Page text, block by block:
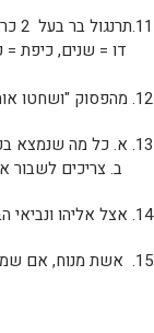
11.תרנגול בר בעל 2 כרבולות. השם מתחלק ל- 2 מילים:
דו = שנים, כיפת =
12. מהפסוק "ושחטו אותו כל עדת ישראל".
13. א. כל מה שנמצא בכלי נטמא.
ב. צריכים לשבור
14. אצל אליהו ונביאי הבעל ( מלכים א' יח' 38).
15. אשת מנוח, אם שמשון. (שופטים י"ג, 14)